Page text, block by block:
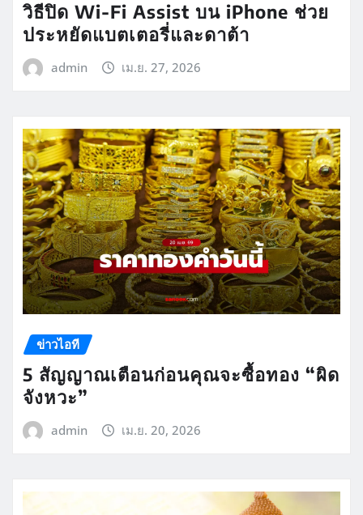
วิธีปิด Wi-Fi Assist บน iPhone ช่วย
ประหยัดแบตเตอรี่และดาต้า
admin เม.ย. 27, 2026
ข่าวไอที
5 สัญญาณเตือนก่อนคุณจะซื้อทอง “ผิด
จังหวะ”
admin เม.ย. 20, 2026